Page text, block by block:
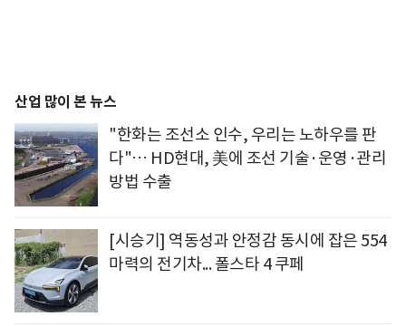
산업 많이 본 뉴스
"한화는 조선소 인수, 우리는 노하우를 판
다"… HD현대, 美에 조선 기술·운영·관리
방법 수출
[시승기] 역동성과 안정감 동시에 잡은 554
마력의 전기차... 폴스타 4 쿠페